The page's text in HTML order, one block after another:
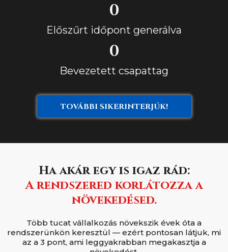
0
Előszűrt időpont generálva
0
Bevezetett csapattag
TOVÁBBI SIKERINTERJÚK!
Ha akár egy is igaz rád:
A rendszered korlátozza a
növekedésed.
Több tucat vállalkozás növekszik évek óta a
rendszerünkön keresztül — ezért pontosan látjuk, mi
az a 3 pont, ami leggyakrabban megakasztja a